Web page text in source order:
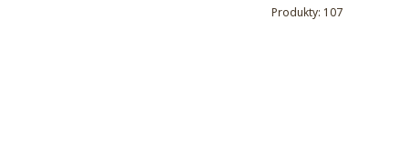
Produkty: 107